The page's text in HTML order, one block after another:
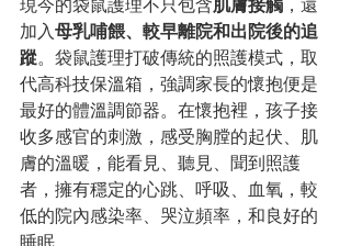
現今的袋鼠護理不只包含肌膚接觸 ，還
加入母乳哺餵、較早離院和出院後的追
蹤。袋鼠護理打破傳統的照護模式，取
代高科技保溫箱，強調家長的懷抱便是
最好的體溫調節器。在懷抱裡，孩子接
收多感官的刺激，感受胸膛的起伏、肌
膚的溫暖，能看見、聽見、聞到照護
者，擁有穩定的心跳、呼吸、血氧，較
低的院內感染率、哭泣頻率，和良好的
睡眠。